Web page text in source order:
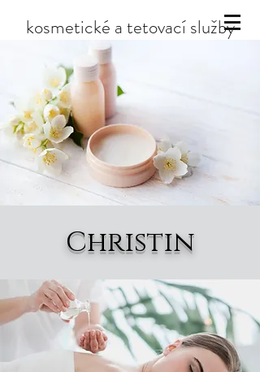
kosmetické a tetovací služby
Christin